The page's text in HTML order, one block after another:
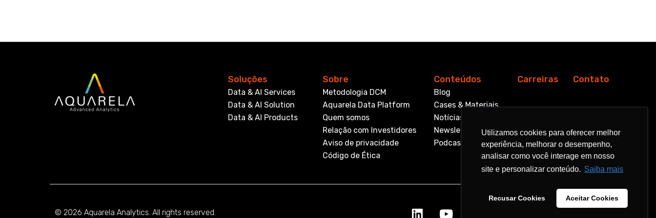
Utilizamos cookies para oferecer melhor
experiência, melhorar o desempenho,
analisar como você interage em nosso
site e personalizar conteúdo. Saiba mais
Recusar Cookies Aceitar Cookies
Utilizamos cookies para oferecer melhor
experiência, melhorar o desempenho,
analisar como você interage em nosso
site e personalizar conteúdo. Saiba mais
Recusar Cookies Aceitar Cookies
Soluções
Data & AI Services
Data & AI Solution
Data & AI Products
Sobre
Metodologia DCM
Aquarela Data Platform
Quem somos
Relação com Investidores
Aviso de privacidade
Código de Ética
Conteúdos
Blog
Cases & Materiais
Notícias
Newsletter
Podcast
Carreiras Contato
© 2026 Aquarela Analytics. All rights reserved.